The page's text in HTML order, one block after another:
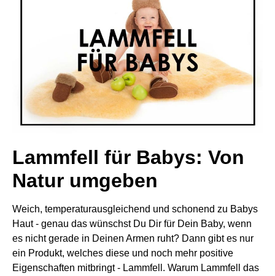
Lammfell für Babys: Von
Natur umgeben
Weich, temperaturausgleichend und schonend zu Babys
Haut - genau das wünschst Du Dir für Dein Baby, wenn
es nicht gerade in Deinen Armen ruht? Dann gibt es nur
ein Produkt, welches diese und noch mehr positive
Eigenschaften mitbringt - Lammfell. Warum Lammfell das